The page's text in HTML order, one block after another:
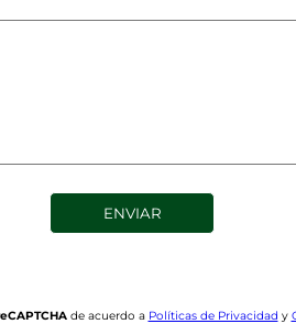
de acuerdo a Políticas de Privacidad y